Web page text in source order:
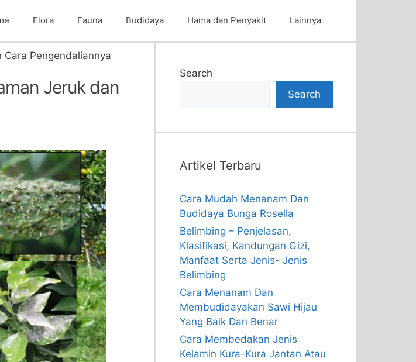
Flora Fauna Budidaya Hama dan Penyakit Lainnya
Pengendaliannya
Jeruk dan
Search
Search
Artikel Terbaru
Cara Mudah Menanam Dan
Budidaya Bunga Rosella
Belimbing – Penjelasan,
Klasifikasi, Kandungan Gizi,
Manfaat Serta Jenis- Jenis
Belimbing
Cara Menanam Dan
Membudidayakan Sawi Hijau
Yang Baik Dan Benar
Cara Membedakan Jenis
Kelamin Kura-Kura Jantan Atau